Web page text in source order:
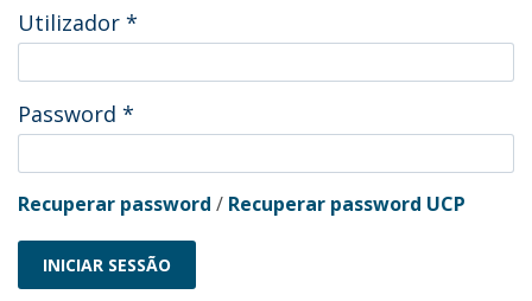
Utilizador *
Password *
Recuperar password / Recuperar password UCP
INICIAR SESSÃO